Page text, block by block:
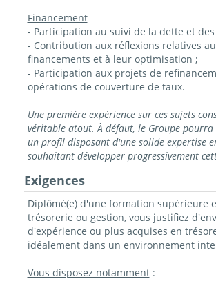
Financement
- Participation au suivi de la dette et
- Contribution aux réflexions relatives
financements et à leur optimisation ;
- Participation aux projets de
opérations de couverture de taux.
Une première expérience sur ces sujets
véritable atout. À défaut, le Groupe pourra
un profil disposant d'une solide expertise
souhaitant développer progressivement
Exigences
Diplômé(e) d'une formation supérieure
trésorerie ou gestion, vous justifiez
d'expérience ou plus acquises en
idéalement dans un environnement
Vous disposez notamment: